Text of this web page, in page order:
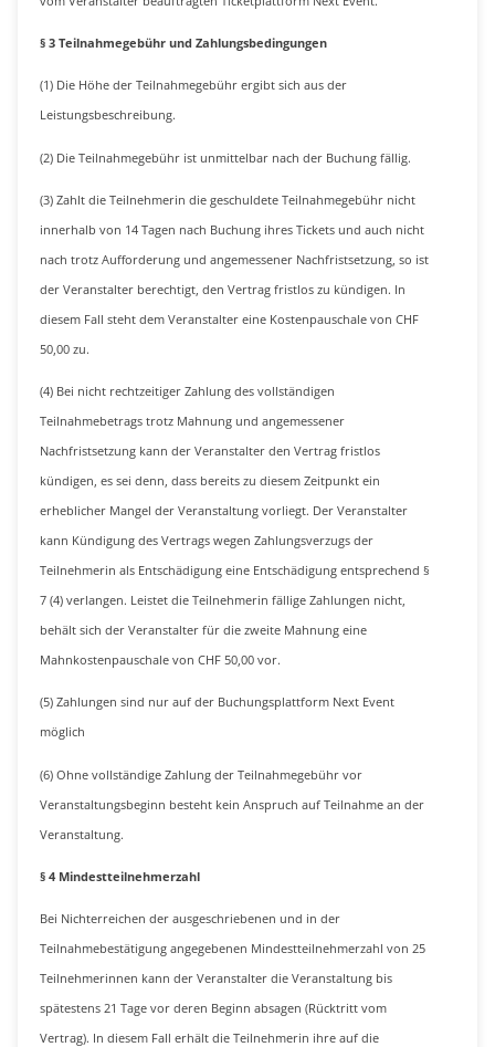
§ 3 Teilnahmegebühr und Zahlungsbedingungen
(1) Die Höhe der Teilnahmegebühr ergibt sich aus der
Leistungsbeschreibung.
(2) Die Teilnahmegebühr ist unmittelbar nach der Buchung fällig.
(3) Zahlt die Teilnehmerin die geschuldete Teilnahmegebühr nicht
innerhalb von 14 Tagen nach Buchung ihres Tickets und auch nicht
nach trotz Aufforderung und angemessener Nachfristsetzung, so ist
der Veranstalter berechtigt, den Vertrag fristlos zu kündigen. In
diesem Fall steht dem Veranstalter eine Kostenpauschale von CHF
50,00 zu.
(4) Bei nicht rechtzeitiger Zahlung des vollständigen
Teilnahmebetrags trotz Mahnung und angemessener
Nachfristsetzung kann der Veranstalter den Vertrag fristlos
kündigen, es sei denn, dass bereits zu diesem Zeitpunkt ein
erheblicher Mangel der Veranstaltung vorliegt. Der Veranstalter
kann Kündigung des Vertrags wegen Zahlungsverzugs der
Teilnehmerin als Entschädigung eine Entschädigung entsprechend §
7 (4) verlangen. Leistet die Teilnehmerin fällige Zahlungen nicht,
behält sich der Veranstalter für die zweite Mahnung eine
Mahnkostenpauschale von CHF 50,00 vor.
(5) Zahlungen sind nur auf der Buchungsplattform Next Event
möglich
(6) Ohne vollständige Zahlung der Teilnahmegebühr vor
Veranstaltungsbeginn besteht kein Anspruch auf Teilnahme an der
Veranstaltung.
§ 4 Mindestteilnehmerzahl
Bei Nichterreichen der ausgeschriebenen und in der
Teilnahmebestätigung angegebenen Mindestteilnehmerzahl von 25
Teilnehmerinnen kann der Veranstalter die Veranstaltung bis
spätestens 21 Tage vor deren Beginn absagen (Rücktritt vom
Vertrag). In diesem Fall erhält die Teilnehmerin ihre auf die